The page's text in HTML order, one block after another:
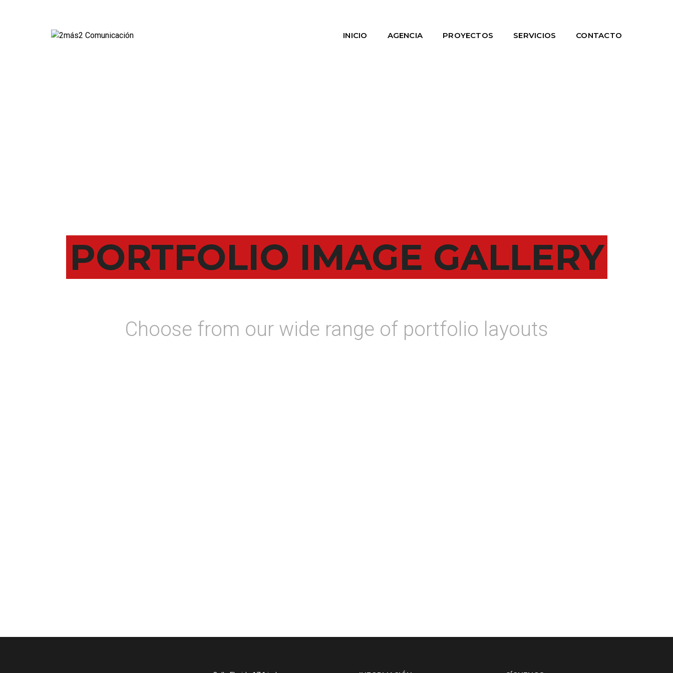
INICIO AGENCIA PROYECTOS SERVICIOS CONTACTO
PORTFOLIO IMAGE GALLERY
Choose from our wide range of portfolio layouts